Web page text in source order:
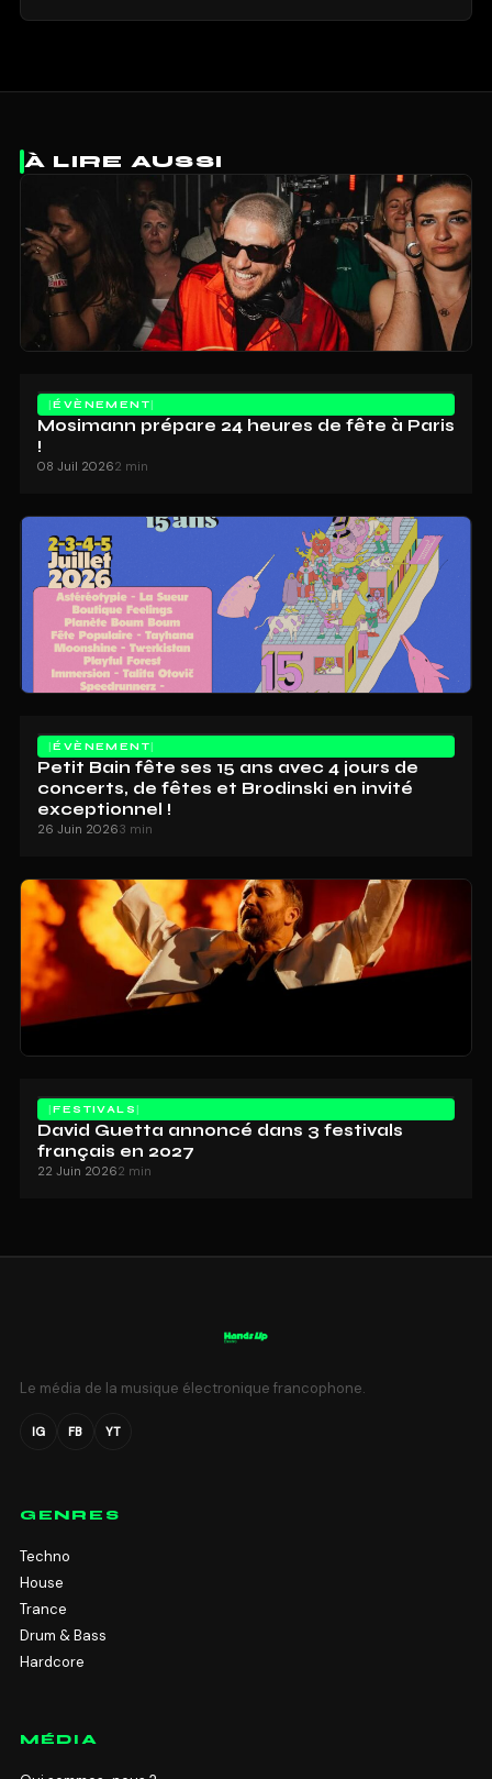
À LIRE AUSSI
ÉVÈNEMENT
Mosimann prépare 24 heures de fête à Paris
!
08 Juil 20262 min
ÉVÈNEMENT
Petit Bain fête ses 15 ans avec 4 jours de
concerts, de fêtes et Brodinski en invité
exceptionnel !
26 Juin 20263 min
FESTIVALS
David Guetta annoncé dans 3 festivals
français en 2027
22 Juin 20262 min
Le média de la musique électronique francophone.
IG FB YT
GENRES
Techno
House
Trance
Drum & Bass
Hardcore
MÉDIA